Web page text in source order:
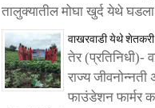
तालुक्यातील मोघा खुर्द येथे
वाखरवाडी येथे
तेर (प्रतिनिधी)-
राज्य जीवनोन्नती
फाउंडेशन फार्मर